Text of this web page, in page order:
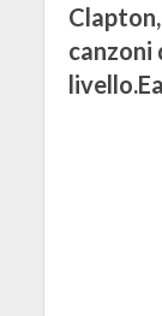
canzoni